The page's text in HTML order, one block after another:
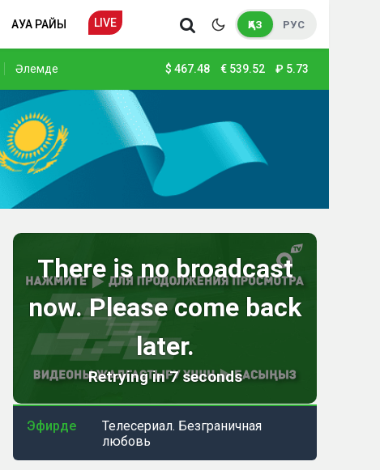
АУА РАЙЫ LIVE ҚАЗ РУС
Әлемде $ 467.48 € 539.52 ₽ 5.73
Эфирде
Телесериал. Безграничная
любовь